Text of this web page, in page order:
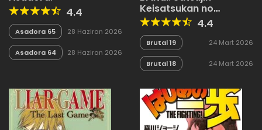
4.4
Asadora 65 28 Haziran 2026
Asadora 64 28 Haziran 2026
Keisatsukan no
Kokuhaku
4.4
Brutal 19 24 Mart 2026
Brutal 18 24 Mart 2026